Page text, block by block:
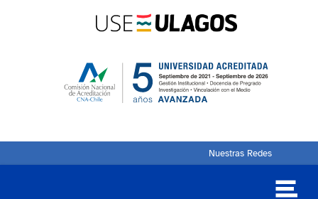
Nuestras Redes